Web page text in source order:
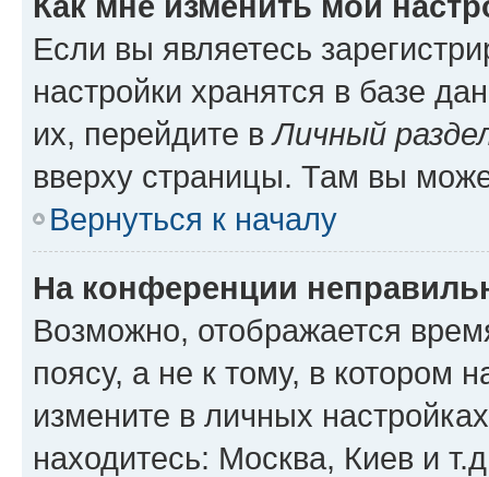
Если вы являетесь
настройки хранятся в базе
их, перейдите вЛичный
вверху страницы. Там вы
Вернуться к началу
На конференции
Возможно, отображается
поясу, а не к тому, в котором
измените в личных
находитесь: Москва, Киев и